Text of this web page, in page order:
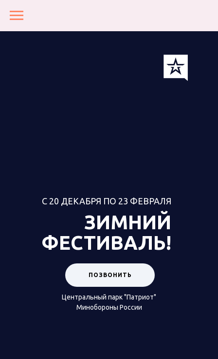
Центральный парк "Патриот"
Минобороны России
ПОЗВОНИТЬ
С 20 ДЕКАБРЯ ПО 23 ФЕВРАЛЯ
ЗИМНИЙ
ФЕСТИВАЛЬ!